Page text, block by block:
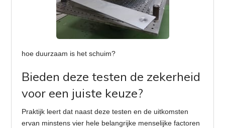
hoe duurzaam is het schuim?
Bieden deze testen de zekerheid
voor een juiste keuze?
Praktijk leert dat naast deze testen en de uitkomsten
ervan minstens vier hele belangrijke menselijke factoren